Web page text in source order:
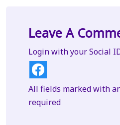
Leave A
Login with your Social
All fields marked with
required